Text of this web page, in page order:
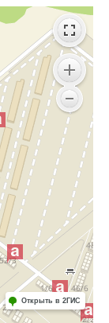
Открыть в 2ГИС